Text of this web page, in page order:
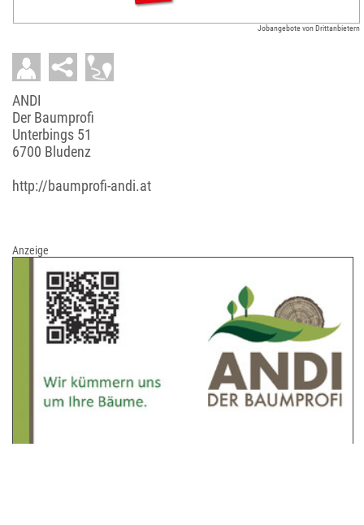
Jobangebote von Drittanbietern
ANDI
Der Baumprofi
Unterbings 51
6700 Bludenz
http://baumprofi-andi.at
Anzeige